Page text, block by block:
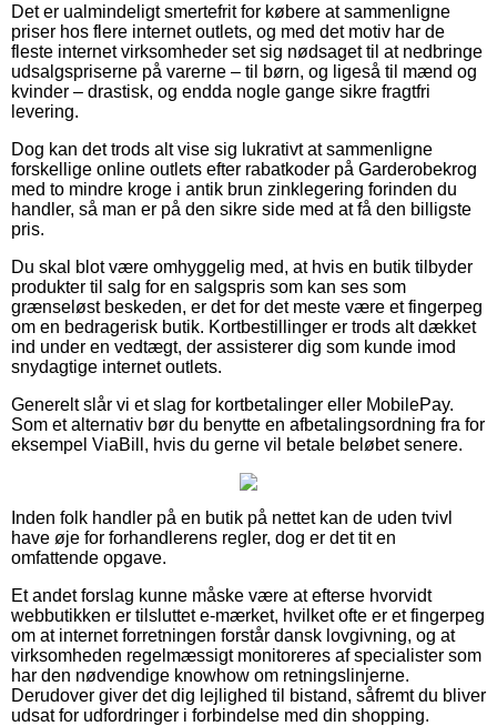
Det er ualmindeligt smertefrit for købere at sammenligne
priser hos flere internet outlets, og med det motiv har de
fleste internet virksomheder set sig nødsaget til at nedbringe
udsalgspriserne på varerne – til børn, og ligeså til mænd og
kvinder – drastisk, og endda nogle gange sikre fragtfri
levering.
Dog kan det trods alt vise sig lukrativt at sammenligne
forskellige online outlets efter rabatkoder på Garderobekrog
med to mindre kroge i antik brun zinklegering forinden du
handler, så man er på den sikre side med at få den billigste
pris.
Du skal blot være omhyggelig med, at hvis en butik tilbyder
produkter til salg for en salgspris som kan ses som
grænseløst beskeden, er det for det meste være et fingerpeg
om en bedragerisk butik. Kortbestillinger er trods alt dækket
ind under en vedtægt, der assisterer dig som kunde imod
snydagtige internet outlets.
Generelt slår vi et slag for kortbetalinger eller MobilePay.
Som et alternativ bør du benytte en afbetalingsordning fra for
eksempel ViaBill, hvis du gerne vil betale beløbet senere.
Inden folk handler på en butik på nettet kan de uden tvivl
have øje for forhandlerens regler, dog er det tit en
omfattende opgave.
Et andet forslag kunne måske være at efterse hvorvidt
webbutikken er tilsluttet e-mærket, hvilket ofte er et fingerpeg
om at internet forretningen forstår dansk lovgivning, og at
virksomheden regelmæssigt monitoreres af specialister som
har den nødvendige knowhow om retningslinjerne.
Derudover giver det dig lejlighed til bistand, såfremt du bliver
udsat for udfordringer i forbindelse med din shopping.